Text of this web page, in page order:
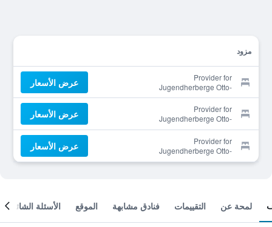
مزود
Provider for
Jugendherberge Otto-
Moericke-Turm
عرض الأسعار
Provider for
Jugendherberge Otto-
Moericke-Turm
عرض الأسعار
Provider for
Jugendherberge Otto-
Moericke-Turm
عرض الأسعار
لمحة عن التقييمات فنادق مشابهة الموقع الأسئلة الشائعة